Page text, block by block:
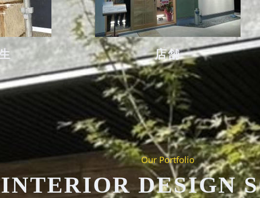
店舗
Our Portfolio
DESIGN